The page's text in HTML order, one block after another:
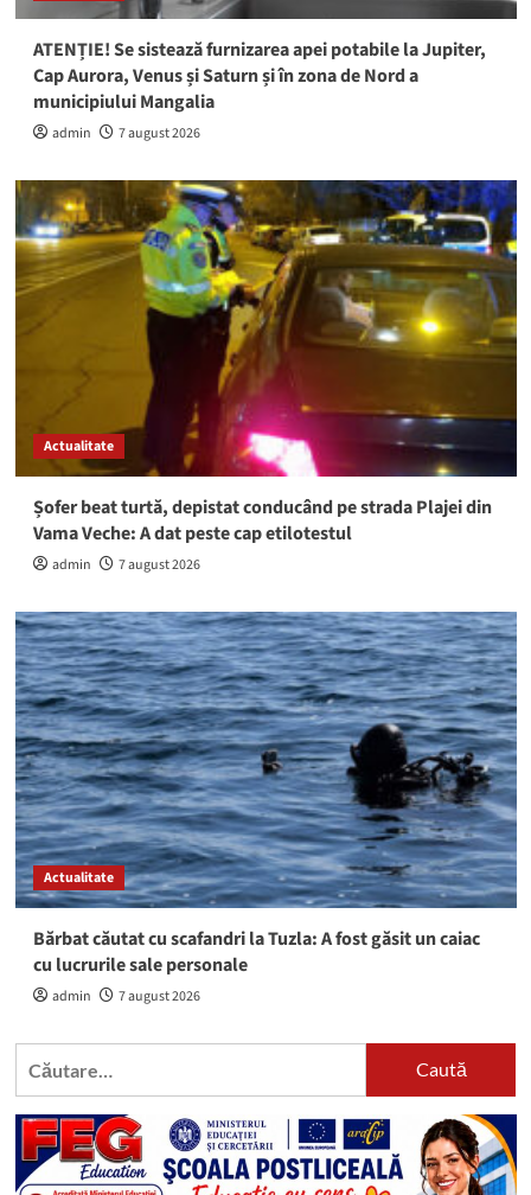
ATENȚIE! Se sistează furnizarea apei potabile la Jupiter,
Cap Aurora, Venus și Saturn și în zona de Nord a
municipiului Mangalia
admin 7 august 2026
Actualitate
Șofer beat turtă, depistat conducând pe strada Plajei din
Vama Veche: A dat peste cap etilotestul
admin 7 august 2026
Actualitate
Bărbat căutat cu scafandri la Tuzla: A fost găsit un caiac
cu lucrurile sale personale
admin 7 august 2026
Caută